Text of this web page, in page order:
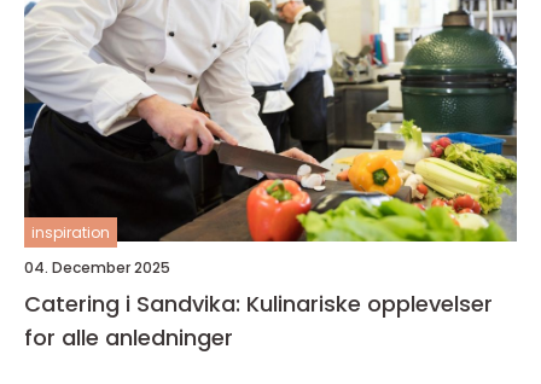
inspiration
04. December 2025
Catering i Sandvika: Kulinariske opplevelser
for alle anledninger